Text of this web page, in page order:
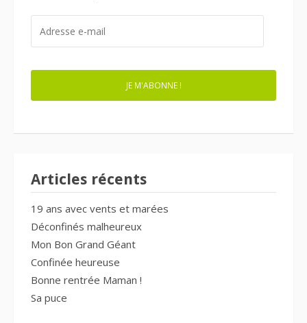
MAIL
JE M'ABONNE !
Articles récents
19 ans avec vents et marées
Déconfinés malheureux
Mon Bon Grand Géant
Confinée heureuse
Bonne rentrée Maman !
Sa puce